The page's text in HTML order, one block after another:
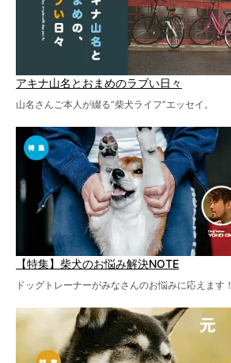
アキナ山名とおまめのラブい日々
山名さんご本人が綴る“柴犬ライフ”エッセイ。
【特集】柴犬のお悩み解決NOTE
ドッグトレーナーがみなさんのお悩みに応えます！